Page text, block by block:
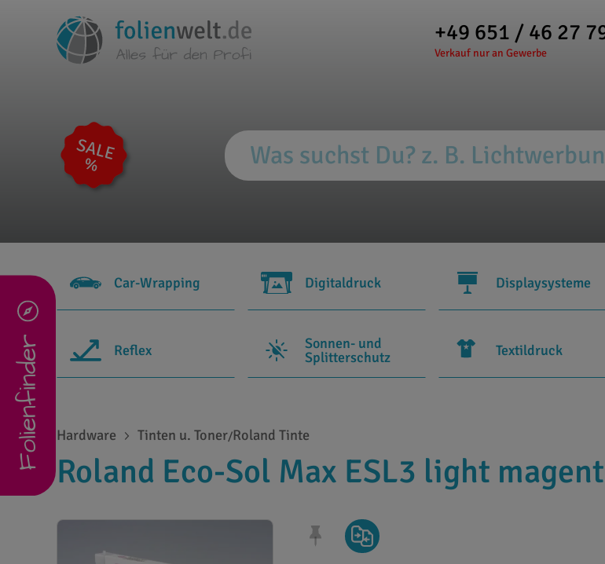
+49 651 / 46 27
Verkauf nur an Gewerbe
Car-Wrapping Digitaldruck Displaysysteme
Reflex
Sonnen- und
Splitterschutz
Textildruck
Folienfinder Hardware Tinten u. Toner/Roland Tinte
Roland Eco-Sol Max ESL3 light